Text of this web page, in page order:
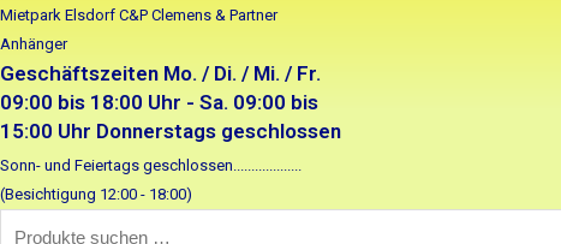
Mietpark Elsdorf C&P Clemens & Partner
Anhänger
Geschäftszeiten Mo. / Di. / Mi. / Fr.
09:00 bis 18:00 Uhr - Sa. 09:00 bis
15:00 Uhr Donnerstags geschlossen
Sonn- und Feiertags geschlossen...................
(Besichtigung 12:00 - 18:00)